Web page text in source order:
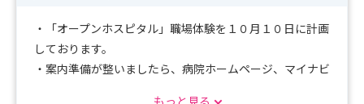
・「オープンホスピタル」職場体験を１０月１０日に計画
しております。
・案内準備が整いましたら、病院ホームページ、マイナビ
もっと見る